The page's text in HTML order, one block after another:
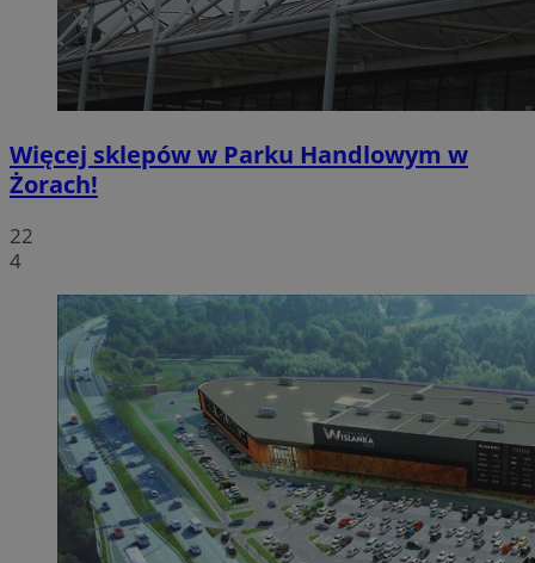
Więcej sklepów w Parku Handlowym w
Żorach!
22
4